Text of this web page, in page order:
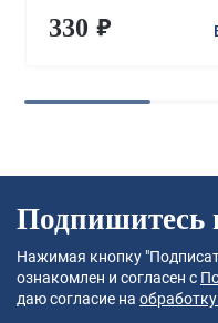
330
Подпишитесь
Нажимая кнопку
ознакомлен и согласен с
даю согласие на